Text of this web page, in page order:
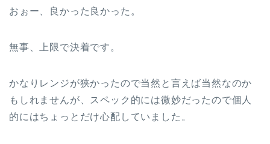
おぉー、良かった良かった。
無事、上限で決着です。
かなりレンジが狭かったので当然と言えば当然なのか
もしれませんが、スペック的には微妙だったので個人
的にはちょっとだけ心配していました。